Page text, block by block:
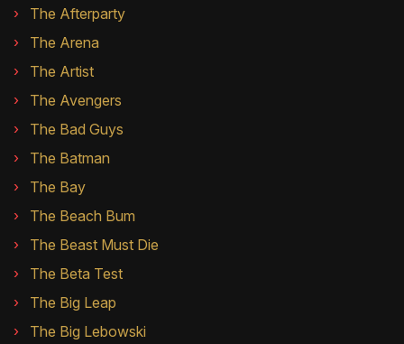
The Afterparty
The Arena
The Artist
The Avengers
The Bad Guys
The Batman
The Bay
The Beach Bum
The Beast Must Die
The Beta Test
The Big Leap
The Big Lebowski